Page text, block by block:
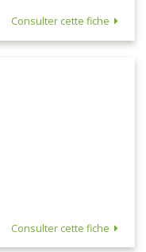
Consulter cette fiche
Consulter cette fiche